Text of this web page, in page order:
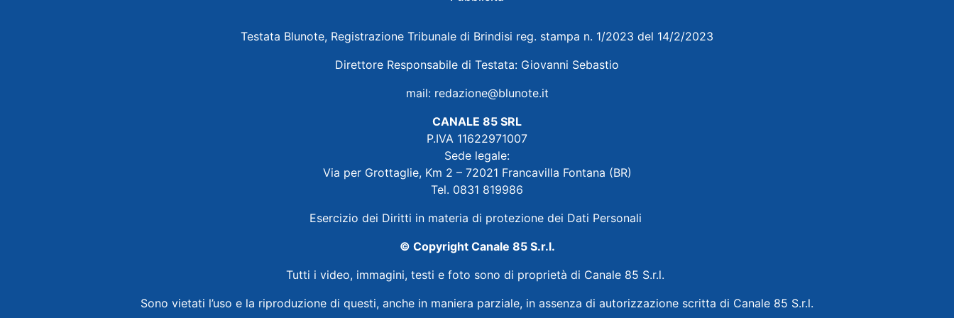
Testata Blunote, Registrazione Tribunale di Brindisi reg. stampa n. 1/2023 del 14/2/2023
Direttore Responsabile di Testata: Giovanni Sebastio
mail: redazione@blunote.it
CANALE 85 SRL
P.IVA 11622971007
Sede legale:
Via per Grottaglie, Km 2 – 72021 Francavilla Fontana (BR)
Tel. 0831 819986
Esercizio dei Diritti in materia di protezione dei Dati Personali
© Copyright Canale 85 S.r.l.
Tutti i video, immagini, testi e foto sono di proprietà di Canale 85 S.r.l.
Sono vietati l’uso e la riproduzione di questi, anche in maniera parziale, in assenza di autorizzazione scritta di Canale 85 S.r.l.